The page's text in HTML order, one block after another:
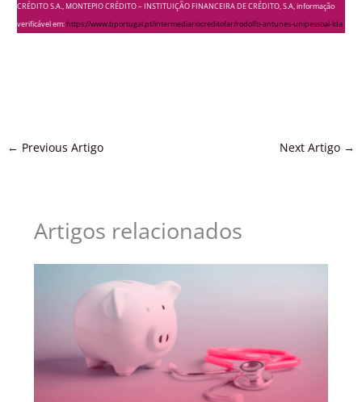
CRÉDITO S.A., MONTEPIO CRÉDITO – INSTITUIÇÃO FINANCEIRA DE CRÉDITO, S.A, informação
verificável em:https://www.bportugal.pt/intermediariocreditofar/rodolfo-antunes-unipessoal-lda
← Previous Artigo Next Artigo →
Artigos relacionados